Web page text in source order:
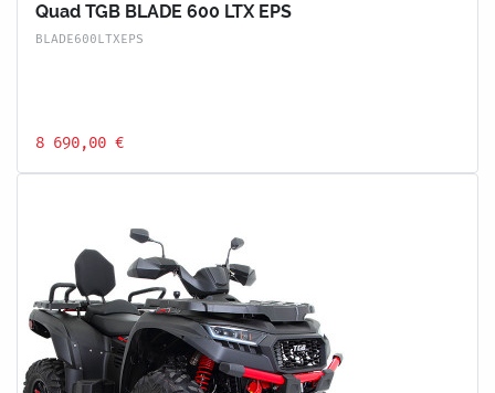
Quad TGB BLADE 600 LTX EPS
BLADE600LTXEPS
8 690,00 €